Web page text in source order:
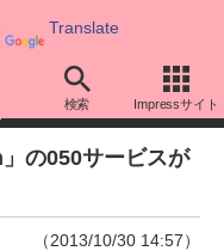
Translate
検索 Impressサイト
の050サービスが
（2013/10/30 14:57）